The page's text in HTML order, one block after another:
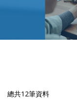
總共12筆資料